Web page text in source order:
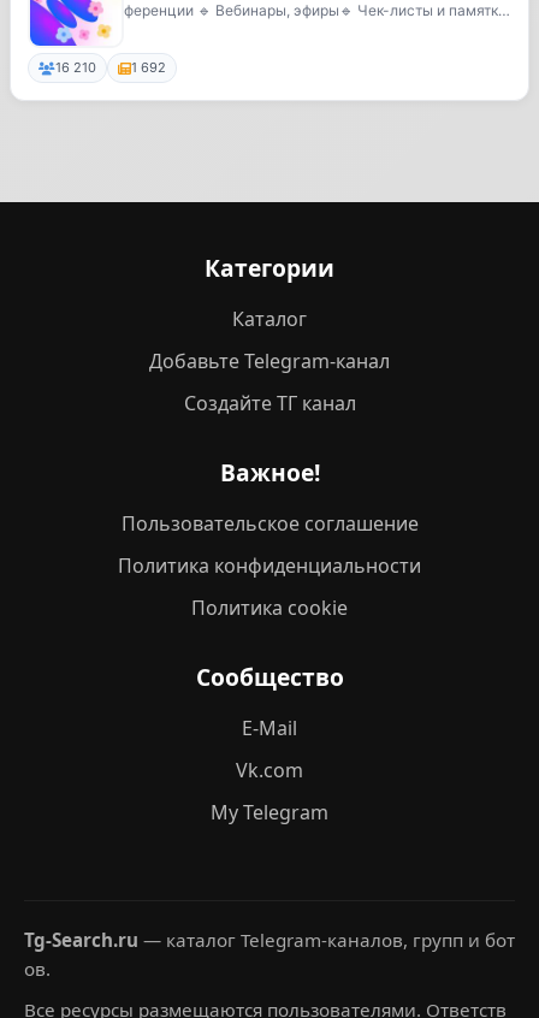
ференции 🔹 Вебинары, эфиры🔹 Чек-листы и памятки
16 210 1 692
Категории
Каталог
Добавьте Telegram-канал
Создайте ТГ канал
Важное!
Пользовательское соглашение
Политика конфиденциальности
Политика cookie
Сообщество
E-Mail
Vk.com
My Telegram
Tg-Search.ru — каталог Telegram-каналов, групп и бот
ов.
Все ресурсы размещаются пользователями. Ответств